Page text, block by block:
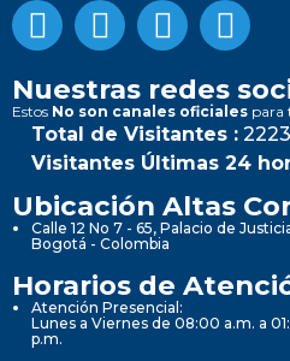
Nuestras redes
Estos No son canales oficiales para
Total de Visitantes :
Visitantes Últimas 24
Ubicación Altas
Calle 12 No 7 - 65, Palacio de
Bogotá - Colombia
Horarios de
Atención Presencial:
Lunes a Viernes de 08:00 a.m. a
p.m.